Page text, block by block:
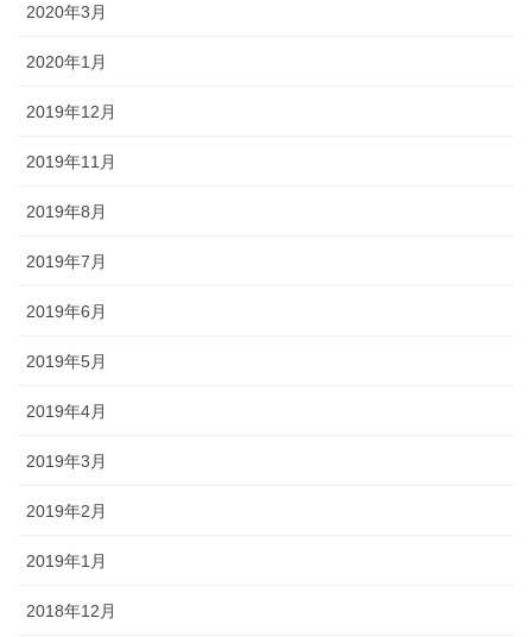
2020年3月
2020年1月
2019年12月
2019年11月
2019年8月
2019年7月
2019年6月
2019年5月
2019年4月
2019年3月
2019年2月
2019年1月
2018年12月